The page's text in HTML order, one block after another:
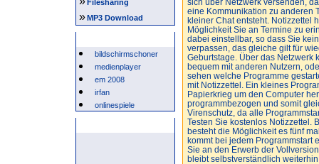
Filesharing
»MP3 Download
bildschirmschoner
medienplayer
em 2008
irfan
onlinespiele
eine Kommunikation zu anderen
kleiner Chat entsteht. Notizzettel
Möglichkeit Sie an Termine zu
dabei einstellbar, so dass Sie
verpassen, das gleiche gilt für
Geburtstage. Über das Netzwerk
bequem mit anderen Nutzern,
sehen welche Programme
mit Notizzettel. Ein kleines
Papierkrieg um den Computer
programmbezogen und somit
Virenschutz, da alle
Testen Sie kostenlos Notizzettel.
besteht die Möglichkeit es fünf
kommt bei jedem Programmstart
Sie an den Erwerb der
bleibt selbstverständlich